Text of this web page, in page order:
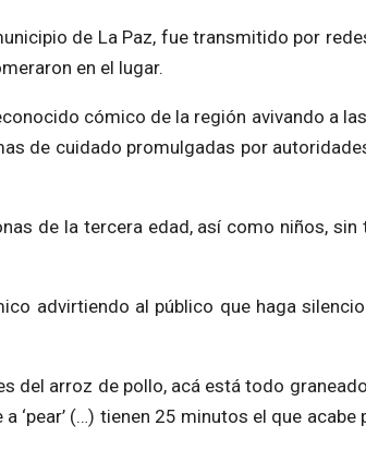
de La Paz, fue transmitido por
en el lugar.
cómico de la región avivando a
de cuidado promulgadas por
de la tercera edad, así como niños, sin
advirtiendo al público que haga
del arroz de pollo, acá está todo
‘pear’ (…) tienen 25 minutos el que acabe